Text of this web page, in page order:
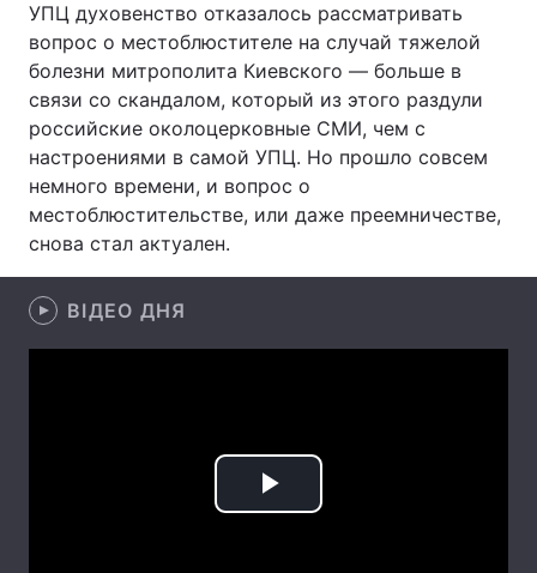
Головна Війна
Україна Політика
Економіка
Спорт
Техно і зв'язок Лайт
Туризм
Погода
УПЦ духовенство отказалось рассматривать
вопрос о местоблюстителе на случай тяжелой
болезни митрополита Киевского — больше в
связи со скандалом, который из этого раздули
российские околоцерковные СМИ, чем с
настроениями в самой УПЦ. Но прошло совсем
немного времени, и вопрос о
местоблюстительстве, или даже преемничестве,
снова стал актуален.
ВІДЕО ДНЯ
Play